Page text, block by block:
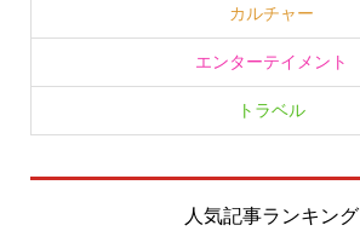
カルチャー
エンターテイメント
トラベル
人気記事ランキング